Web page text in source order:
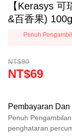
【Kerasys
&百香果)
Penuh
NT$90
NT$69
Pembayaran
Penuh
penghataran